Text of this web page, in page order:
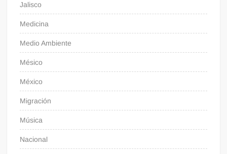
Jalisco
Medicina
Medio Ambiente
Mésico
México
Migración
Música
Nacional